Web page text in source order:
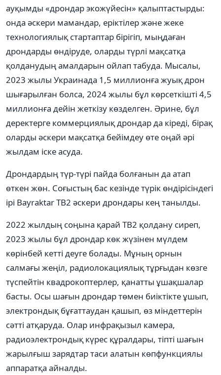
ауқымды «дрондар экожүйесін» қалыптастырды:
онда әскери мамандар, еріктілер және жеке
технологиялық стартаптар бірігіп, мыңдаған
дрондарды өндіруде, оларды түрлі мақсатқа
қолданудың амалдарын ойлап табуда. Мысалы,
2023 жылы Украинада 1,5 миллионға жуық дрон
шығарылған болса, 2024 жылы бұл көрсеткішті 4,5
миллионға дейін жеткізу көзделген. Әрине, бұл
деректерге коммерциялық дрондар да кіреді, бірақ
оларды әскери мақсатқа бейімдеу өте оңай әрі
жылдам іске асуда.
Дрондардың түр-түрі пайда болғанын да атап
өткен жөн. Соғыстың бас кезінде түрік өндірісіндегі
ірі Bayraktar TB2 әскери дрондары кең танылды.
2022 жылдың соңына қарай TB2 қолдану сиреп,
2023 жылы бұл дрондар көк жүзінен мүлдем
көрінбей кетті деуге болады. Мұның орнын
салмағы жеңіл, радиолокациялық тұрғыдан көзге
түспейтін квадрокоптерлер, қанатты ұшақшалар
басты. Осы шағын дрондар төмен биіктікте ұшып,
электрондық бұғаттаудан қашып, өз міндеттерін
сәтті атқаруда. Олар инфрақызыл камера,
радиоэлектрондық күрес құралдары, тіпті шағын
жарылғыш зарядтар таси алатын көпфункциялы
аппаратқа айналды.